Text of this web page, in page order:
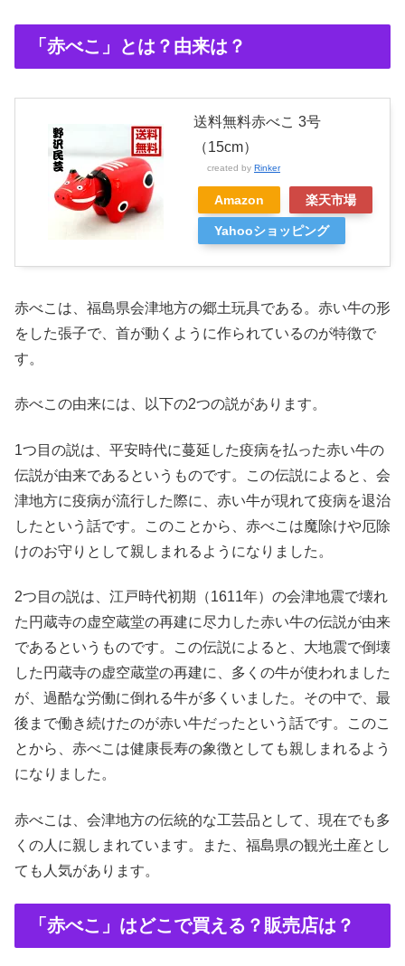
「赤べこ」とは？由来は？
送料無料赤べこ 3号
（15cm）
created by Rinker
Amazon 楽天市場
Yahooショッピング
赤べこは、福島県会津地方の郷土玩具である。赤い牛の形
をした張子で、首が動くように作られているのが特徴で
す。
赤べこの由来には、以下の2つの説があります。
1つ目の説は、平安時代に蔓延した疫病を払った赤い牛の
伝説が由来であるというものです。この伝説によると、会
津地方に疫病が流行した際に、赤い牛が現れて疫病を退治
したという話です。このことから、赤べこは魔除けや厄除
けのお守りとして親しまれるようになりました。
2つ目の説は、江戸時代初期（1611年）の会津地震で壊れ
た円蔵寺の虚空蔵堂の再建に尽力した赤い牛の伝説が由来
であるというものです。この伝説によると、大地震で倒壊
した円蔵寺の虚空蔵堂の再建に、多くの牛が使われました
が、過酷な労働に倒れる牛が多くいました。その中で、最
後まで働き続けたのが赤い牛だったという話です。このこ
とから、赤べこは健康長寿の象徴としても親しまれるよう
になりました。
赤べこは、会津地方の伝統的な工芸品として、現在でも多
くの人に親しまれています。また、福島県の観光土産とし
ても人気があります。
「赤べこ」はどこで買える？販売店は？